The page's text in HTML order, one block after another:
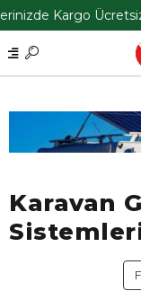
Kargo Ücretsiz!
Karavan